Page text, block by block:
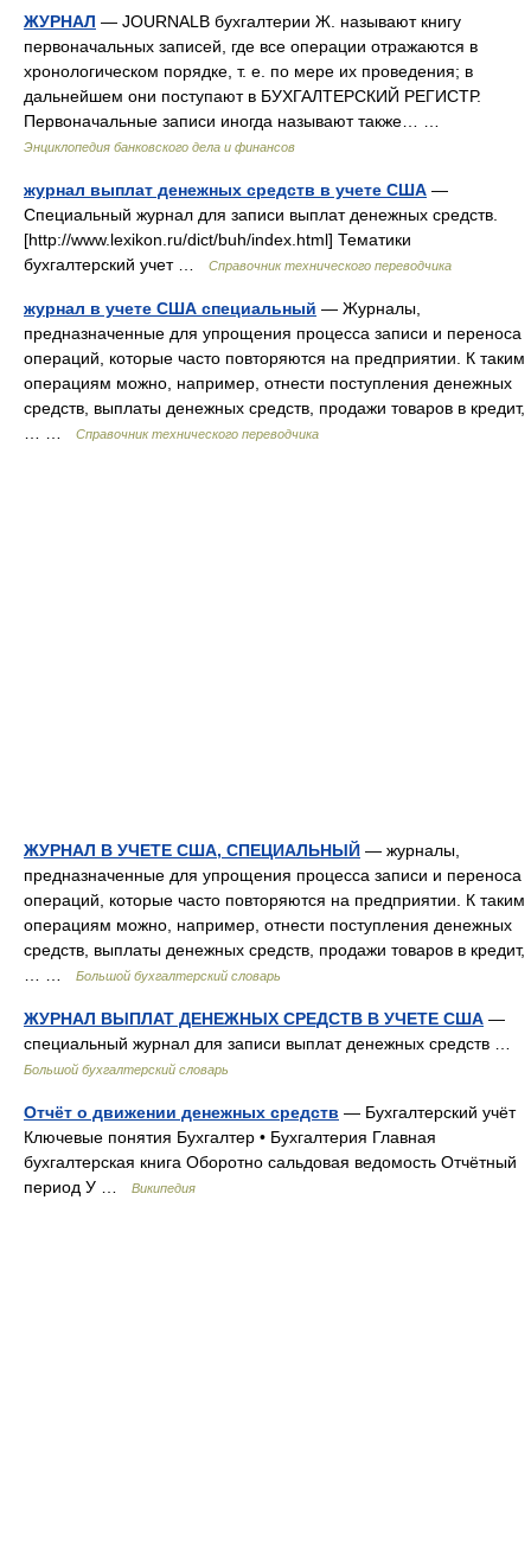
ЖУРНАЛ — JOURNALВ бухгалтерии Ж. называют книгу
первоначальных записей, где все операции отражаются в
хронологическом порядке, т. е. по мере их проведения; в
дальнейшем они поступают в БУХГАЛТЕРСКИЙ РЕГИСТР.
Первоначальные записи иногда называют также… …
Энциклопедия банковского дела и финансов
журнал выплат денежных средств в учете США —
Специальный журнал для записи выплат денежных средств.
[http://www.lexikon.ru/dict/buh/index.html] Тематики
бухгалтерский учет …
Справочник технического переводчика
журнал в учете США специальный — Журналы,
предназначенные для упрощения процесса записи и переноса
операций, которые часто повторяются на предприятии. К таким
операциям можно, например, отнести поступления денежных
средств, выплаты денежных средств, продажи товаров в кредит,
Справочник технического переводчика
ЖУРНАЛ В УЧЕТЕ США, СПЕЦИАЛЬНЫЙ — журналы,
предназначенные для упрощения процесса записи и переноса
операций, которые часто повторяются на предприятии. К таким
операциям можно, например, отнести поступления денежных
средств, выплаты денежных средств, продажи товаров в кредит,
Большой бухгалтерский словарь
ЖУРНАЛ ВЫПЛАТ ДЕНЕЖНЫХ СРЕДСТВ В УЧЕТЕ США —
специальный журнал для записи выплат денежных средств …
Большой бухгалтерский словарь
Отчёт о движении денежных средств — Бухгалтерский учёт
Ключевые понятия Бухгалтер • Бухгалтерия Главная
бухгалтерская книга Оборотно сальдовая ведомость Отчётный
период У …
Википедия